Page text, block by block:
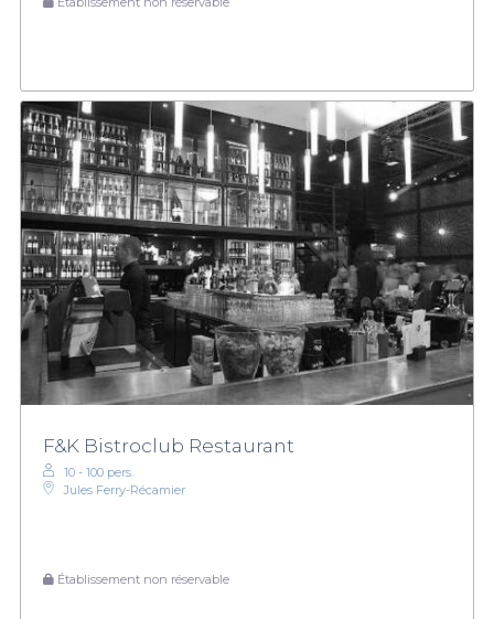
F&K Bistroclub Restaurant
10 - 100 pers.
Jules Ferry-Récamier
Établissement non réservable